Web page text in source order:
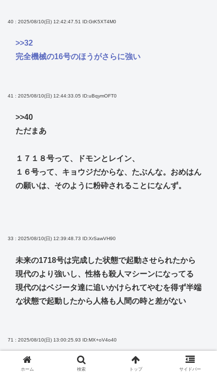
40 : 2025/08/10(日) 12:42:47.51 ID:GtK5XT4M0
>>32
完全機械の16号のほうがさらに強い
41 : 2025/08/10(日) 12:44:33.05 ID:uBqymOFT0
>>40
ただまあ
１７１８号って、ドモンとレイン、
１６号って、キョウジだからな、たぶんな。おめはん
の願いは、そのように粉砕されることになんず。
33 : 2025/08/10(日) 12:39:48.73 ID:XrSawVH90
未来の1718号は完成した状態で起動させられたから
現代のより強いし、性格も殺人マシーンになってる
現代のはベジータ達に追いかけられてやむを得ず半端
な状態で起動したから人格も人間の時と差がない
71 : 2025/08/10(日) 13:00:25.93 ID:MX+oV4o40
>>33
ホーム 検索 トップ サイドバー